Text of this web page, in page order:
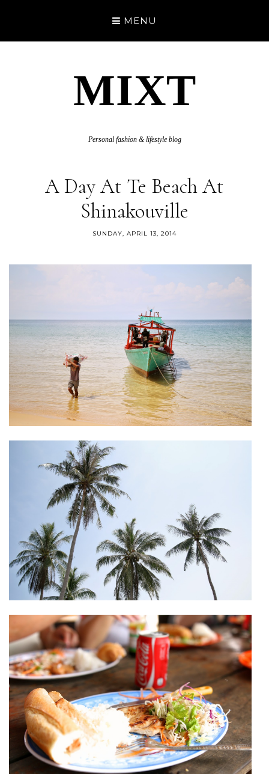
MENU
MIXT
Personal fashion & lifestyle blog
A Day At Te Beach At
Shinakouville
SUNDAY, APRIL 13, 2014